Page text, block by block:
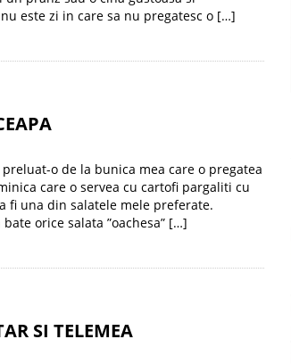
este zi in care sa nu pregatesc o […]
o de la bunica mea care o pregatea
care o servea cu cartofi pargaliti cu
fi una din salatele mele preferate.
orice salata ”oachesa” […]
SI TELEMEA